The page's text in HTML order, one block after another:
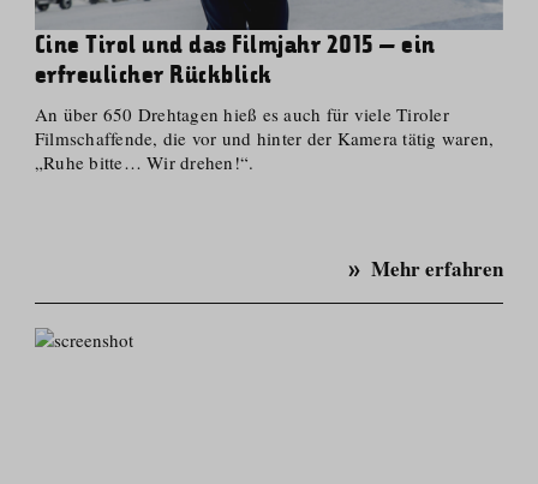
Cine Tirol und das Filmjahr 2015 – ein
erfreulicher Rückblick
An über 650 Drehtagen hieß es auch für viele Tiroler
Filmschaffende, die vor und hinter der Kamera tätig waren,
„Ruhe bitte… Wir drehen!“.
Mehr erfahren